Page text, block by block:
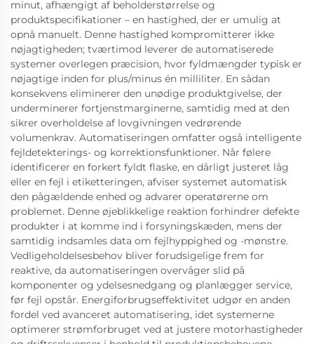
minut, afhængigt af beholderstørrelse og
produktspecifikationer – en hastighed, der er umulig at
opnå manuelt. Denne hastighed kompromitterer ikke
nøjagtigheden; tværtimod leverer de automatiserede
systemer overlegen præcision, hvor fyldmængder typisk er
nøjagtige inden for plus/minus én milliliter. En sådan
konsekvens eliminerer den unødige produktgivelse, der
underminerer fortjenstmarginerne, samtidig med at den
sikrer overholdelse af lovgivningen vedrørende
volumenkrav. Automatiseringen omfatter også intelligente
fejldetekterings- og korrektionsfunktioner. Når følere
identificerer en forkert fyldt flaske, en dårligt justeret låg
eller en fejl i etiketteringen, afviser systemet automatisk
den pågældende enhed og advarer operatørerne om
problemet. Denne øjeblikkelige reaktion forhindrer defekte
produkter i at komme ind i forsyningskæden, mens der
samtidig indsamles data om fejlhyppighed og -mønstre.
Vedligeholdelsesbehov bliver forudsigelige frem for
reaktive, da automatiseringen overvåger slid på
komponenter og ydelsesnedgang og planlægger service,
før fejl opstår. Energiforbrugseffektivitet udgør en anden
fordel ved avanceret automatisering, idet systemerne
optimerer strømforbruget ved at justere motorhastigheder